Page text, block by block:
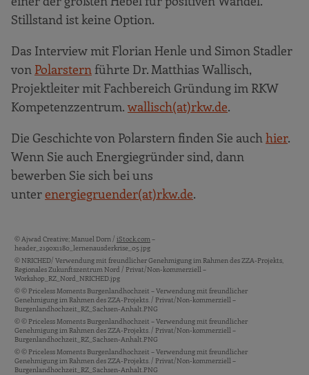
Stillstand ist keine Option.
Das Interview mit Florian Henle und Simon Stadler
von Polarsternführte Dr. Matthias Wallisch,
Projektleiter mit Fachbereich Gründung im RKW
Kompetenzzentrum. wallisch(at)rkw.de.
Die Geschichte von Polarstern finden Sie auchhier.
Wenn Sie auch Energiegründer sind, dann
bewerben Sie sich bei uns
unterenergiegruender(at)rkw.de.
Bildquellen und Copyright-Hinweise
© Ajwad Creative; Manuel Dorn / iStock.com–
header_2190x1180_lernenausderkrise_05.jpg
© NRICHED/ Verwendung mit freundlicher Genehmigung im Rahmen des ZZA-Projekts,
Regionales Zukunftszentrum Nord / Privat/Non-kommerziell –
Workshop_RZ_Nord_NRICHED.jpg
© © Priceless Moments Burgenlandhochzeit – Verwendung mit freundlicher
Genehmigung im Rahmen des ZZA-Projekts. / Privat/Non-kommerziell –
Burgenlandhochzeit_RZ_Sachsen-Anhalt.PNG
© © Priceless Moments Burgenlandhochzeit – Verwendung mit freundlicher
Genehmigung im Rahmen des ZZA-Projekts. / Privat/Non-kommerziell –
Burgenlandhochzeit_RZ_Sachsen-Anhalt.PNG
© © Priceless Moments Burgenlandhochzeit – Verwendung mit freundlicher
Genehmigung im Rahmen des ZZA-Projekts. / Privat/Non-kommerziell –
Burgenlandhochzeit_RZ_Sachsen-Anhalt.PNG